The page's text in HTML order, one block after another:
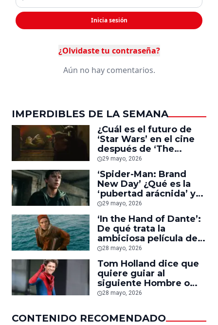
Inicia sesión
¿Olvidaste tu contraseña?
Aún no hay comentarios.
IMPERDIBLES DE LA SEMANA
¿Cuál es el futuro de
‘Star Wars’ en el cine
después de ‘The
Mandalorian and
Grogu’? Esto sabemos
29 mayo, 2026
‘Spider-Man: Brand
New Day’ ¿Qué es la
‘pubertad arácnida’ y
qué papel tuvo Tom
Holland en la idea?
29 mayo, 2026
‘In the Hand of Dante’:
De qué trata la
ambiciosa película de
Netflix con Oscar Isaac,
Gal Gadot, Al Pacino y
Martin Scorsese
28 mayo, 2026
Tom Holland dice que
quiere guiar al
siguiente Hombre o
Mujer Araña del MCU:
Jr. me ayudó’
28 mayo, 2026
CONTENIDO RECOMENDADO